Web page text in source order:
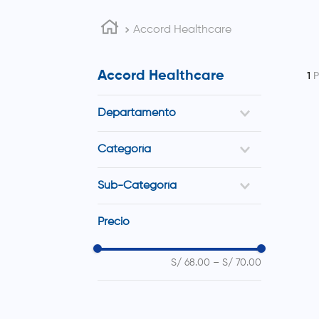
Accord Healthcare
Accord Healthcare
Departamento
Categoría
Inmunomoduladores
Sub-Categoría
Precio
S/ 68.00 – S/ 70.00
1